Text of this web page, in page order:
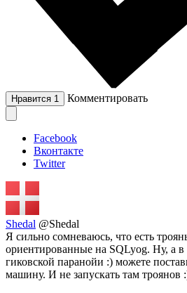
Нравится 1 Комментировать
Facebook
Вконтакте
Twitter
Shedal @Shedal
Я сильно сомневаюсь, что есть
ориентированные на SQLyog. Ну, а
гиковской паранойи :) можете
машину. И не запускать там троянов